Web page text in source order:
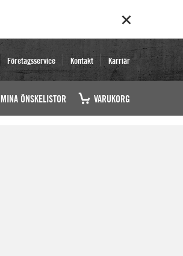
Företagsservice Kontakt Karriär
MINA ÖNSKELISTOR VARUKORG